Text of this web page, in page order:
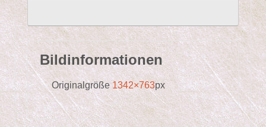
Bildinformationen
Originalgröße1342×763px